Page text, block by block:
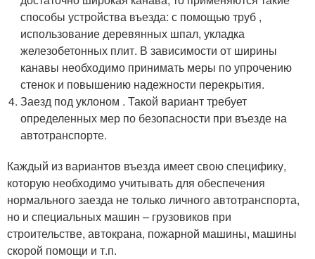
способы устройства въезда: с помощью труб ,
использование деревянных шпал, укладка
железобетонных плит. В зависимости от ширины
канавы необходимо принимать меры по упрочению
стенок и повышению надежности перекрытия.
Заезд под уклоном . Такой вариант требует
определенных мер по безопасности при въезде на
автотранспорте.
Каждый из вариантов въезда имеет свою специфику,
которую необходимо учитывать для обеспечения
нормального заезда не только личного автотранспорта,
но и специальных машин – грузовиков при
строительстве, автокрана, пожарной машины, машины
скорой помощи и т.п.